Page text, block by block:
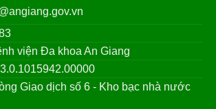
viện Đa khoa An Giang
Giao dịch số 6 - Kho bạc nhà nước